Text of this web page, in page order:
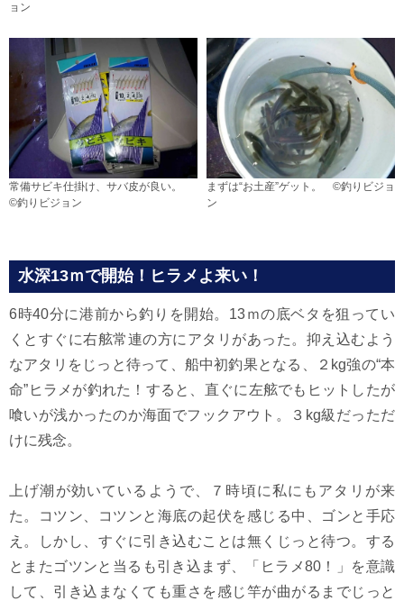
ョン
常備サビキ仕掛け、サバ皮が良い。
©釣りビジョン
まずは“お土産”ゲット。 ©釣りビジョ
ン
水深13ｍで開始！ヒラメよ来い！
6時40分に港前から釣りを開始。13ｍの底ベタを狙ってい
くとすぐに右舷常連の方にアタリがあった。抑え込むよう
なアタリをじっと待って、船中初釣果となる、２kg強の“本
命”ヒラメが釣れた！すると、直ぐに左舷でもヒットしたが
喰いが浅かったのか海面でフックアウト。３kg級だっただ
けに残念。
上げ潮が効いているようで、７時頃に私にもアタリが来
た。コツン、コツンと海底の起伏を感じる中、ゴンと手応
え。しかし、すぐに引き込むことは無くじっと待つ。する
とまたゴツンと当るも引き込まず、「ヒラメ80！」を意識
して、引き込まなくても重さを感じ竿が曲がるまでじっと